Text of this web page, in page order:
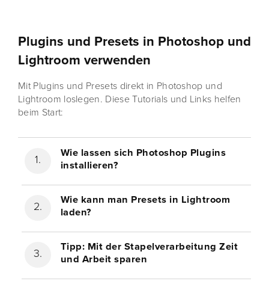
Plugins und Presets in Photoshop und
Lightroom verwenden
Mit Plugins und Presets direkt in Photoshop und
Lightroom loslegen. Diese Tutorials und Links helfen
beim Start:
Wie lassen sich Photoshop Plugins
installieren?
Wie kann man Presets in Lightroom
laden?
Tipp: Mit der Stapelverarbeitung Zeit
und Arbeit sparen